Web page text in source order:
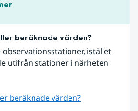
beräknade värden?
istället
utifrån stationer i närheten
beräknade värden?